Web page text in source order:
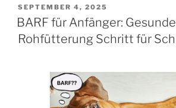
VERÖFFENTLICHT
AM
SEPTEMBER 4, 2025
BARF für Anfänger: Gesunde
Rohfütterung Schritt für